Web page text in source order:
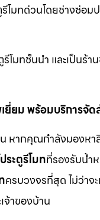
มทด่วนโดยช่างซ่อม
มทชั้นนำ และเป็นร้า
ยี่ยม พร้อมบริการจั
น หากคุณกำลังมองห
ระตูรีโมทที่รองรับน้ำ
ครบวงจรที่สุด ไม่ว่าจ
จ้าของบ้าน